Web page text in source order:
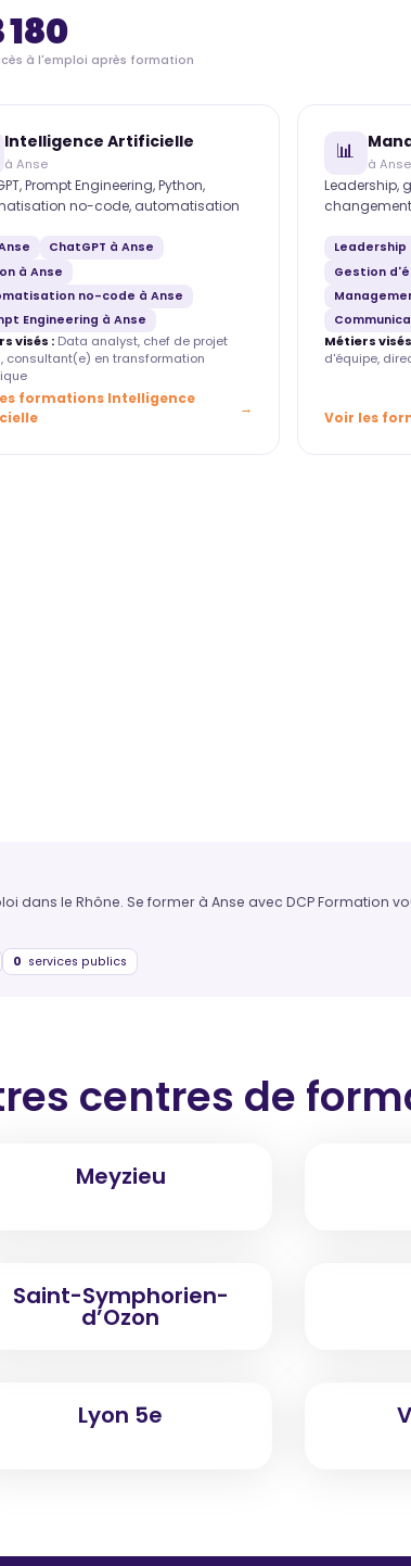
180
à l'emploi après formation
Intelligence Artificielle
à Anse
Prompt Engineering, Python,
no-code, automatisation
ChatGPT à Anse
à Anse
no-code à Anse
Engineering à Anse
visés : Data analyst, chef de projet
consultant(e) en transformation
formations Intelligence
📊 à Anse
Leadership,
Leadership
Gestion
Métiers
d'équipe,
Voir les
dans le Rhône. Se former à Anse avec DCP
0 services publics
centres de
Meyzieu
Saint-Symphorien-
d’Ozon
Lyon 5e